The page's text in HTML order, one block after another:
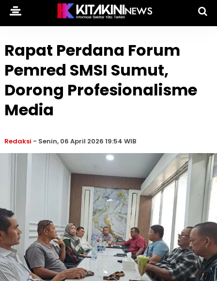
Rapat Perdana Forum
Pemred SMSI Sumut,
Dorong Profesionalisme
Media
Redaksi - Senin, 06 April 2026 19:54 WIB